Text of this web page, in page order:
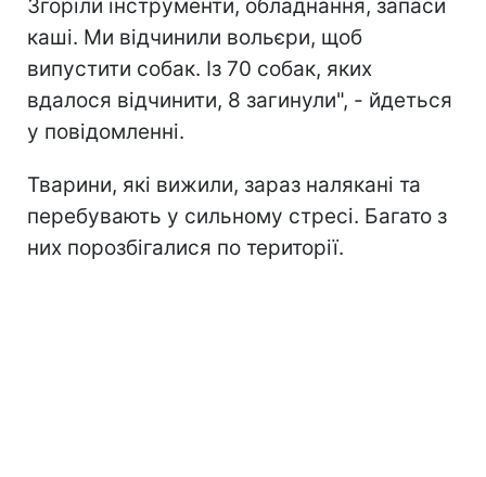
Згоріли інструменти, обладнання, запаси
каші. Ми відчинили вольєри, щоб
випустити собак. Із 70 собак, яких
вдалося відчинити, 8 загинули", - йдеться
у повідомленні.
Тварини, які вижили, зараз налякані та
перебувають у сильному стресі. Багато з
них порозбігалися по території.